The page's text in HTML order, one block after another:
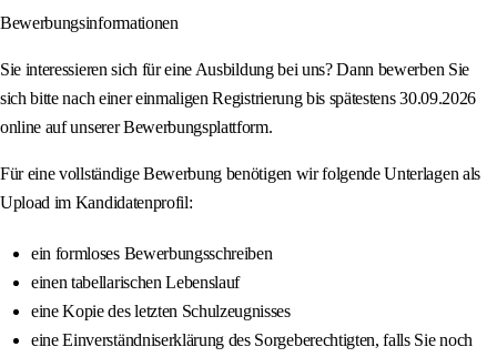
Bewerbungsinformationen
Sie interessieren sich für eine Ausbildung bei uns? Dann bewerben Sie
sich bitte nach einer einmaligen Registrierung bis spätestens 30.09.2026
online auf unserer Bewerbungsplattform.
Für eine vollständige Bewerbung benötigen wir folgende Unterlagen als
Upload im Kandidatenprofil:
ein formloses Bewerbungsschreiben
einen tabellarischen Lebenslauf
eine Kopie des letzten Schulzeugnisses
eine Einverständniserklärung des Sorgeberechtigten, falls Sie noch